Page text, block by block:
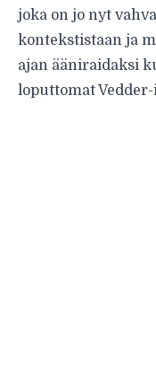
joka on jo nyt
kontekstistaan ja
ajan ääniraidaksi
loputtomat